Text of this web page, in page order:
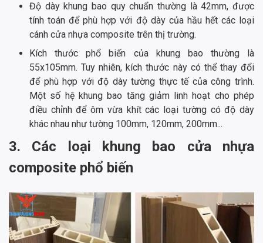
Độ dày khung bao quy chuẩn thường là 42mm, được
tính toán để phù hợp với độ dày của hầu hết các loại
cánh cửa nhựa composite trên thị trường.
Kích thước phổ biến của khung bao thường là
55x105mm. Tuy nhiên, kích thước này có thể thay đổi
để phù hợp với độ dày tường thực tế của công trình.
Một số hệ khung bao tăng giảm linh hoạt cho phép
điều chỉnh để ôm vừa khít các loại tường có độ dày
khác nhau như tường 100mm, 120mm, 200mm...
3. Các loại khung bao cửa nhựa
composite phổ biến